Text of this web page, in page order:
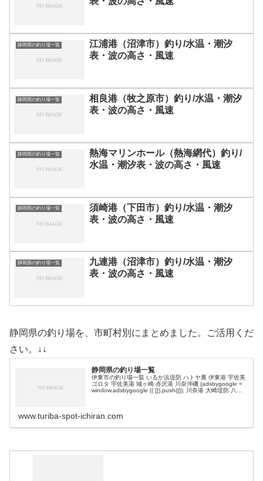
静岡県の釣り場一覧
江浦港（沼津市）釣り/水温・潮汐
表・波の高さ・風速
静岡県の釣り場一覧
相良港（牧之原市）釣り/水温・潮汐
表・波の高さ・風速
静岡県の釣り場一覧
熱海マリンホール（熱海網代）釣り/
水温・潮汐表・波の高さ・風速
静岡県の釣り場一覧
須崎港（下田市）釣り/水温・潮汐
表・波の高さ・風速
静岡県の釣り場一覧
九連港（沼津市）釣り/水温・潮汐
表・波の高さ・風速
静岡県の釣り場を、市町村別にまとめました。ご活用くだ
さい。↓↓
静岡県の釣り場一覧
伊東市の釣り場一覧 いるか浜堤防 ハトヤ裏 伊東港 宇佐美
ゴロタ 宇佐美港 城ヶ崎 赤沢港 川奈沖磯 (adsbygoogle =
window.adsbygoogle || []).push({}); 川奈港 大崎堤防 八幡
www.turiba-spot-ichiran.com